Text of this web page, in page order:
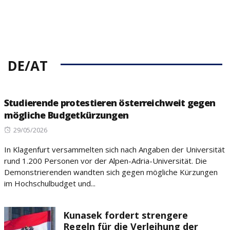
DE/AT
Studierende protestieren österreichweit gegen
mögliche Budgetkürzungen
Posted
29/05/2026
In Klagenfurt versammelten sich nach Angaben der Universität
rund 1.200 Personen vor der Alpen-Adria-Universität. Die
Demonstrierenden wandten sich gegen mögliche Kürzungen
im Hochschulbudget und...
Kunasek fordert strengere
Regeln für die Verleihung der